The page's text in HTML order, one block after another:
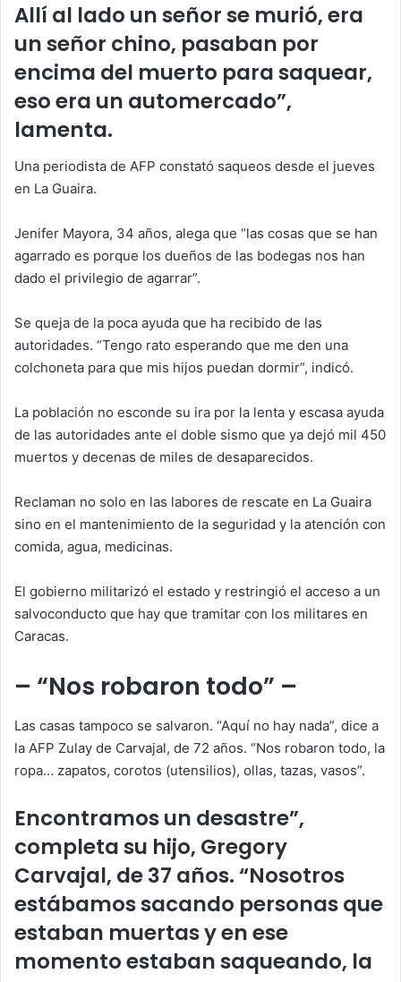
Allí al lado un señor se murió, era
un señor chino, pasaban por
encima del muerto para saquear,
eso era un automercado”,
lamenta.
Una periodista de AFP constató saqueos desde el jueves
en La Guaira.
Jenifer Mayora, 34 años, alega que “las cosas que se han
agarrado es porque los dueños de las bodegas nos han
dado el privilegio de agarrar”.
Se queja de la poca ayuda que ha recibido de las
autoridades. “Tengo rato esperando que me den una
colchoneta para que mis hijos puedan dormir”, indicó.
La población no esconde su ira por la lenta y escasa ayuda
de las autoridades ante el doble sismo que ya dejó mil 450
muertos y decenas de miles de desaparecidos.
Reclaman no solo en las labores de rescate en La Guaira
sino en el mantenimiento de la seguridad y la atención con
comida, agua, medicinas.
El gobierno militarizó el estado y restringió el acceso a un
salvoconducto que hay que tramitar con los militares en
Caracas.
– “Nos robaron todo” –
Las casas tampoco se salvaron. “Aquí no hay nada”, dice a
la AFP Zulay de Carvajal, de 72 años. “Nos robaron todo, la
ropa… zapatos, corotos (utensilios), ollas, tazas, vasos”.
Encontramos un desastre”,
completa su hijo, Gregory
Carvajal, de 37 años. “Nosotros
estábamos sacando personas que
estaban muertas y en ese
momento estaban saqueando, la